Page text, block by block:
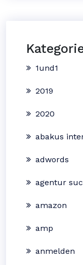
1und1
2019
2020
abakus
adwords
agentur
amazon
amp
anmelden